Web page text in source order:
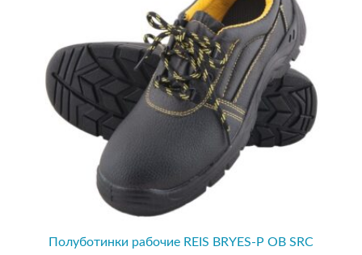
Полуботинки рабочие REIS BRYES-P OB SRC